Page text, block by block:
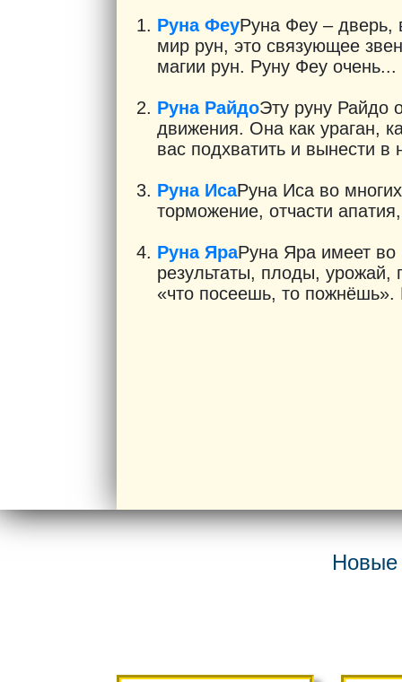
Руна ФеуРуна Феу – дверь,
мир рун, это связующее
магии рун. Руну Феу очень...
Руна РайдоЭту руну Райдо
движения. Она как ураган,
вас подхватить и вынести в
Руна ИсаРуна Иса во
торможение, отчасти
Руна ЯраРуна Яра имеет во
результаты, плоды, урожай,
«что посеешь, то пожнёшь».
Новые